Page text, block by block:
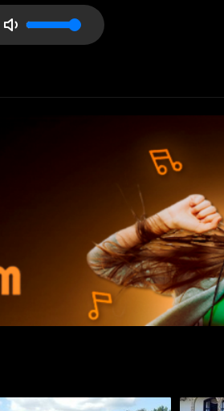
Fogo de Chão Entre Amigos com Osni Carvalho